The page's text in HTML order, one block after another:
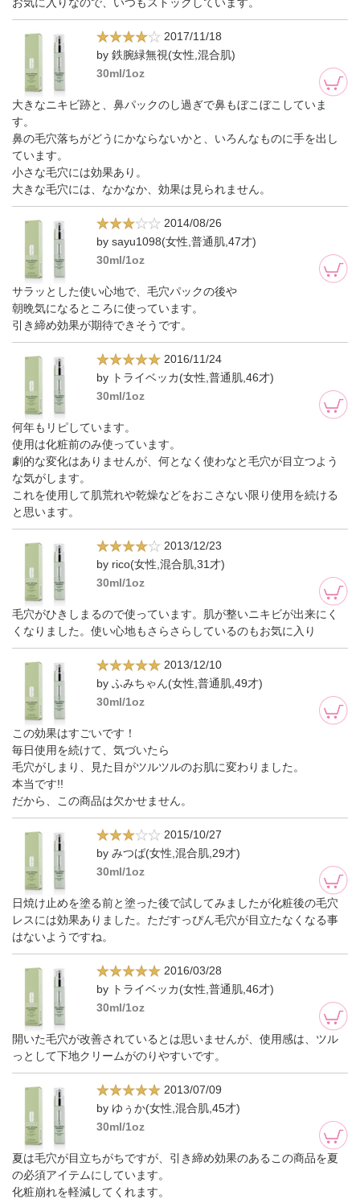
2017/11/18
by 鉄腕緑無視(女性,混合肌)
30ml/1oz
大きなニキビ跡と、鼻パックのし過ぎで鼻もぼこぼこしていま
す。
鼻の毛穴落ちがどうにかならないかと、いろんなものに手を出し
ています。
小さな毛穴には効果あり。
大きな毛穴には、なかなか、効果は見られません。
2014/08/26
by sayu1098(女性,普通肌,47才)
30ml/1oz
サラッとした使い心地で、毛穴パックの後や
朝晩気になるところに使っています。
引き締め効果が期待できそうです。
2016/11/24
by トライベッカ(女性,普通肌,46才)
30ml/1oz
何年もリピしています。
使用は化粧前のみ使っています。
劇的な変化はありませんが、何となく使わなと毛穴が目立つよう
な気がします。
これを使用して肌荒れや乾燥などをおこさない限り使用を続ける
と思います。
2013/12/23
by rico(女性,混合肌,31才)
30ml/1oz
毛穴がひきしまるので使っています。肌が整いニキビが出来にく
くなりました。使い心地もさらさらしているのもお気に入り
2013/12/10
by ふみちゃん(女性,普通肌,49才)
30ml/1oz
この効果はすごいです！
毎日使用を続けて、気づいたら
毛穴がしまり、見た目がツルツルのお肌に変わりました。
本当です!!
だから、この商品は欠かせません。
2015/10/27
by みつば(女性,混合肌,29才)
30ml/1oz
日焼け止めを塗る前と塗った後で試してみましたが化粧後の毛穴
レスには効果ありました。ただすっぴん毛穴が目立たなくなる事
はないようですね。
2016/03/28
by トライベッカ(女性,普通肌,46才)
30ml/1oz
開いた毛穴が改善されているとは思いませんが、使用感は、ツル
っとして下地クリームがのりやすいです。
2013/07/09
by ゆぅか(女性,混合肌,45才)
30ml/1oz
夏は毛穴が目立ちがちですが、引き締め効果のあるこの商品を夏
の必須アイテムにしています。
化粧崩れを軽減してくれます。